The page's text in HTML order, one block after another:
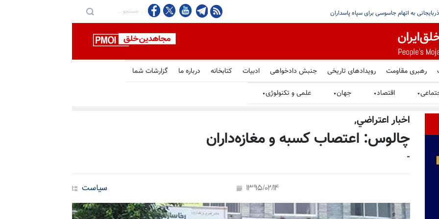
رهبری مقاومت رویدادهای تاریخی جنبش دادخواهی ادبیات کتابخانه درباره ما گزارشات شما
▼ اقتصاد▼ جهان▼ علمی و تکنولوژی▼
اخبار اعتراضي,
چالوس: اعتصاب کسبه و مغازه‌داران
-
سیاست 1395/02/14